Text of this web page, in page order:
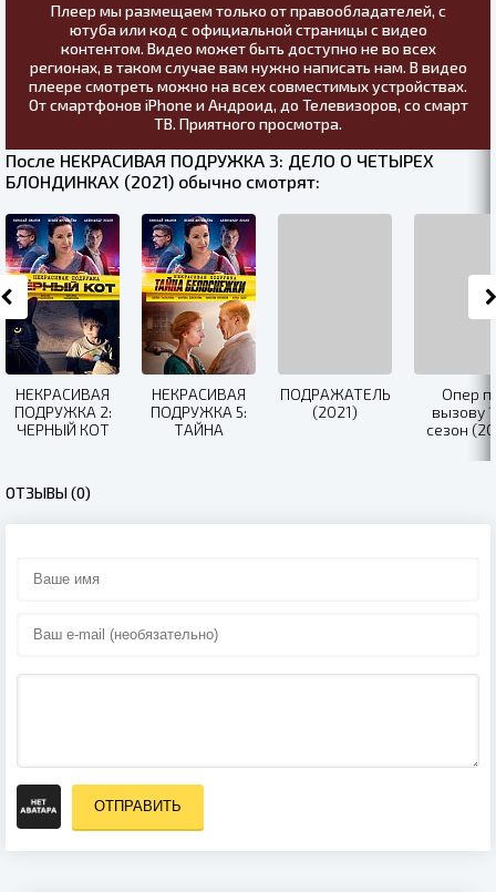
Плеер мы размещаем только от правообладателей, с
ютуба или код с официальной страницы с видео
контентом. Видео может быть доступно не во всех
регионах, в таком случае вам нужно написать нам. В видео
плеере смотреть можно на всех совместимых устройствах.
От смартфонов iPhone и Андроид, до Телевизоров, со смарт
ТВ. Приятного просмотра.
После НЕКРАСИВАЯ ПОДРУЖКА 3: ДЕЛО О ЧЕТЫРЕХ
БЛОНДИНКАХ (2021) обычно смотрят:
НЕКРАСИВАЯ
ПОДРУЖКА 2:
ЧЕРНЫЙ КОТ
НЕКРАСИВАЯ
ПОДРУЖКА 5:
ТАЙНА
ПОДРАЖАТЕЛЬ
(2021)
Опер
вызову
сезон
ОТЗЫВЫ (0)
ОТПРАВИТЬ